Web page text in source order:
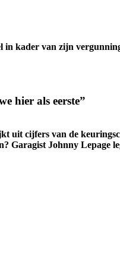
in kader van zijn
hier als eerste”
uit cijfers van de
Johnny Lepage